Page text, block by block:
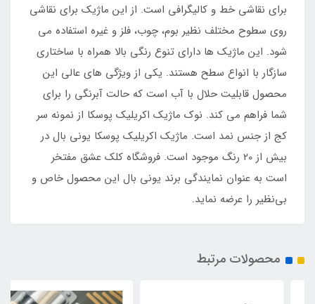
برای نقاشی خط و کالیگرافی است. از این ماژیک برای نقاشی
روی سطوح مختلف نظیر بوم، چوب، فلز و غیره استفاده می
شود. این ماژیک ها دارای تنوع رنگی بالا همراه با ساختاری
سازگار با انواع سطح هستند. یکی از ویژگی های عالی این
محصول قابلیت حلال با آب است که حالت آبرنگی را برای
شما فراهم می کند. نوک ماژیک اکریلیک پوسکا از نمونه سر
کج از جنس نمد است. ماژیک اکریلیک پوسکا یونی بال در
بیش از 20 رنگ موجود است. فروشگاه کلک عشق مفتخر
است به عنوان نمایندگی برند یونی بال این محصول خاص و
بی‌نظیر را عرضه نماید.
محصولات مرتبط